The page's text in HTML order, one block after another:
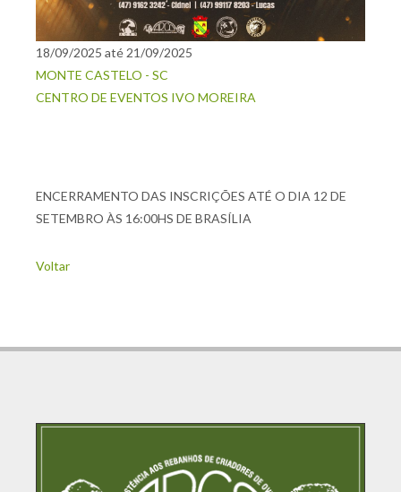
18/09/2025 até 21/09/2025
MONTE CASTELO - SC
CENTRO DE EVENTOS IVO MOREIRA
ENCERRAMENTO DAS INSCRIÇÕES ATÉ O DIA 12 DE
SETEMBRO ÀS 16:00HS DE BRASÍLIA
Voltar